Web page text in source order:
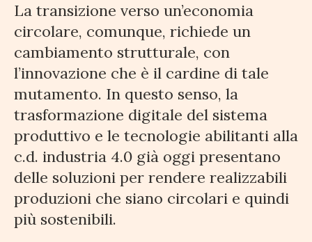
La transizione verso un’economia
circolare, comunque, richiede un
cambiamento strutturale, con
l’innovazione che è il cardine di tale
mutamento. In questo senso, la
trasformazione digitale del sistema
produttivo e le tecnologie abilitanti alla
c.d. industria 4.0 già oggi presentano
delle soluzioni per rendere realizzabili
produzioni che siano circolari e quindi
più sostenibili.